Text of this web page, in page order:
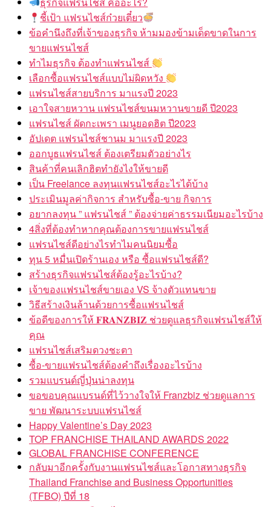
ชี้เป้า แฟรนไชส์ก๋วยเตี๋ยว
ข้อคำนึงถึงที่เจ้าของธุรกิจ ห้ามมองข้ามเด็ดขาดในการ
ขายแฟรนไชส์
ทำไมธุรกิจ ต้องทำแฟรนไชส์
เลือกซื้อแฟรนไชส์แบบไม่ผิดหวัง
แฟรนไชส์สายบริการ มาแรงปี 2023
เอาใจสายหวาน แฟรนไชส์ขนมหวานขายดี ปี2023
แฟรนไชส์ ผัดกะเพรา เมนูยอดฮิต ปี2023
อัปเดต แฟรนไชส์ชานม มาแรงปี 2023
ออกบูธแฟรนไชส์ ต้องเตรียมตัวอย่างไร
สินค้าที่คนเลิกฮิตทำยังไงให้ขายดี
เป็น Freelance ลงทุนแฟรนไชส์อะไรได้บ้าง
ประเมินมูลค่ากิจการ สำหรับซื้อ-ขาย กิจการ
อยากลงทุน ” แฟรนไชส์ ” ต้องจ่ายค่าธรรมเนียมอะไรบ้าง
4สิ่งที่ต้องทำหากคุณต้องการขายแฟรนไชส์
แฟรนไชส์ดีอย่างไรทำไมคนนิยมซื้อ
ทุน 5 หมื่นเปิดร้านเอง หรือ ซื้อแฟรนไชส์ดี?
สร้างธุรกิจแฟรนไชส์ต้องรู้อะไรบ้าง?
เจ้าของแฟรนไชส์ขายเอง VS จ้างตัวแทนขาย
วิธีสร้างเงินล้านด้วยการซื้อแฟรนไชส์
ข้อดีของการให้ 𝐅𝐑𝐀𝐍𝐙𝐁𝐈𝐙 ช่วยดูแลธุรกิจแฟรนไชส์ให้
คุณ
แฟรนไชส์เสริมดวงชะตา
ซื้อ-ขายแฟรนไชส์ต้องคำถึงเรื่องอะไรบ้าง
รวมแบรนด์ญี่ปุ่นน่าลงทุน
ขอขอบคุณแบรนด์ที่ไว้วางใจให้ Franzbiz ช่วยดูแลการ
ขาย พัฒนาระบบแฟรนไชส์
Happy Valentine’s Day 2023
TOP FRANCHISE THAILAND AWARDS 2022
GLOBAL FRANCHISE CONFERENCE
กลับมาอีกครั้งกับงานแฟรนไชส์และโอกาสทางธุรกิจ
Thailand Franchise and Business Opportunities
(TFBO) ปีที่ 18